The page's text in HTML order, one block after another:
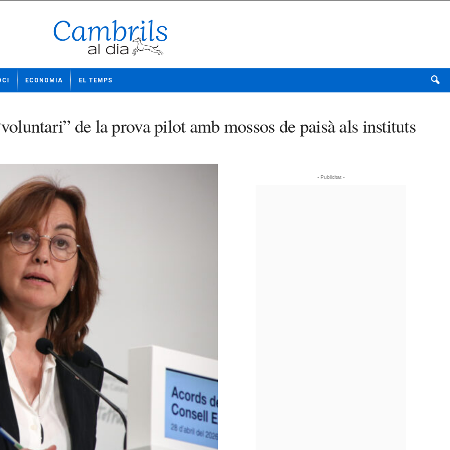
ECONOMIA EL TEMPS
de la prova pilot amb mossos de paisà als instituts
- Publicitat -